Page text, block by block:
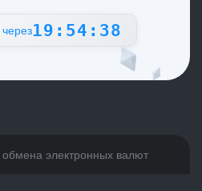
19:54:38
электронных валют